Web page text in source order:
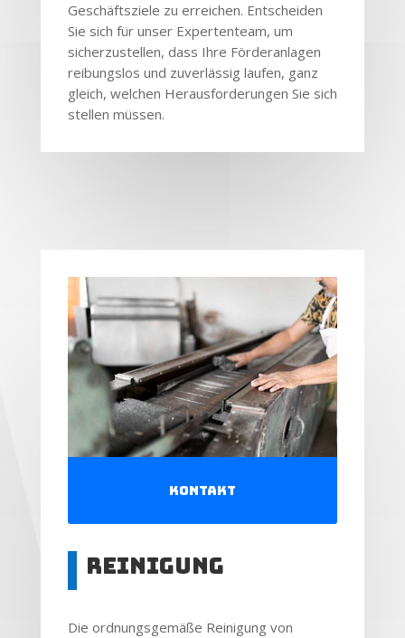
Geschäftsziele zu erreichen. Entscheiden
Sie sich für unser Expertenteam, um
sicherzustellen, dass Ihre Förderanlagen
reibungslos und zuverlässig laufen, ganz
gleich, welchen Herausforderungen Sie sich
stellen müssen.
Kontakt
Reinigung
Die ordnungsgemäße Reinigung von